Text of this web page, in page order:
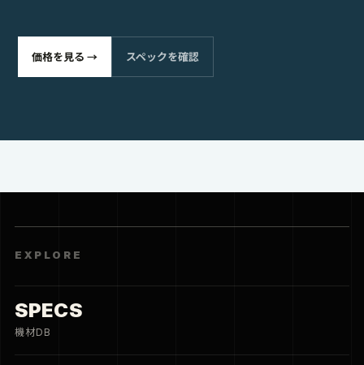
価格を見る → スペックを確認
EXPLORE
SPECS
機材DB